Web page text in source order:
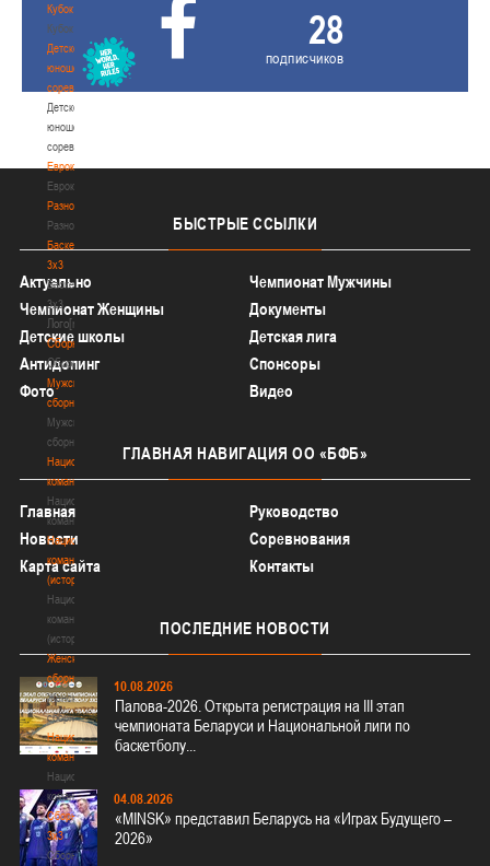
Кубок
Кубок
Детско-
юношеские
соревнования
Детско-
юношеские
соревнования
Еврокубки
Еврокубки
Разное
Разное
Баскетбол
3х3
Баскетбол
3х3
Лого[modid=121]
Сборные
Сборные
Мужские
сборные
Мужские
сборные
Национальная
команда
Национальная
команда
Национальная
команда
(история)
Национальная
команда
(история)
Женские
сборные
Женские
сборные
Национальная
команда
Национальная
команда
Сборные
3х3
Сборные
28
подписчиков
БЫСТРЫЕ ССЫЛКИ
Актуально
Чемпионат Мужчины
Чемпионат Женщины
Документы
Детские школы
Детская лига
Антидопинг
Спонсоры
Фото
Видео
ГЛАВНАЯ НАВИГАЦИЯ ОО «БФБ»
Главная
Руководство
Новости
Соревнования
Карта сайта
Контакты
ПОСЛЕДНИЕ НОВОСТИ
10.08.2026
Палова-2026. Открыта регистрация на III этап
чемпионата Беларуси и Национальной лиги по
баскетболу...
04.08.2026
«MINSK» представил Беларусь на «Играх Будущего –
2026»